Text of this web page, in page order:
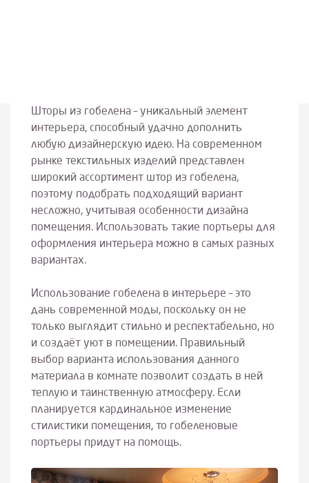
Шторы из гобелена ­– уникальный элемент
интерьера, способный удачно дополнить
любую дизайнерскую идею. На современном
рынке текстильных изделий представлен
широкий ассортимент штор из гобелена,
поэтому подобрать подходящий вариант
несложно, учитывая особенности дизайна
помещения. Использовать такие портьеры для
оформления интерьера можно в самых разных
вариантах.
Использование гобелена в интерьере – это
дань современной моды, поскольку он не
только выглядит стильно и респектабельно, но
и создаёт уют в помещении. Правильный
выбор варианта использования данного
материала в комнате позволит создать в ней
теплую и таинственную атмосферу. Если
планируется кардинальное изменение
стилистики помещения, то гобеленовые
портьеры придут на помощь.